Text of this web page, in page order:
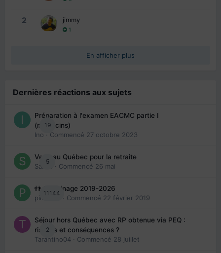
2 jimmy
1
En afficher plus
Dernières réactions aux sujets
19
Préparation à l'examen EACMC partie I
(médecins)
Ino · Commencé 27 octobre 2023
5
Venir au Québec pour la retraite
Sab74
· Commencé 26 mai
11144
👬 Parrainage 2019-2026
piinoush · Commencé 22 février 2019
2
Séjour hors Québec avec RP obtenue via PEQ :
risques et conséquences ?
Tarantino04 · Commencé 28 juillet